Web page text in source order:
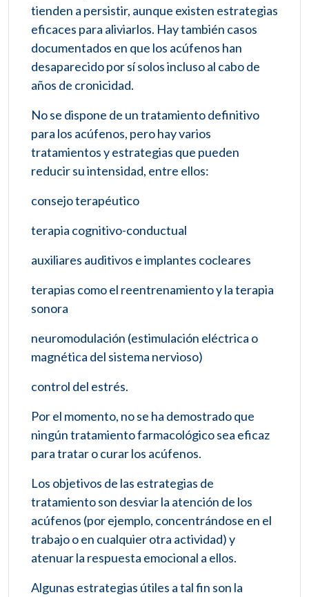
tienden a persistir, aunque existen estrategias
eficaces para aliviarlos. Hay también casos
documentados en que los acúfenos han
desaparecido por sí solos incluso al cabo de
años de cronicidad.
No se dispone de un tratamiento definitivo
para los acúfenos, pero hay varios
tratamientos y estrategias que pueden
reducir su intensidad, entre ellos:
consejo terapéutico
terapia cognitivo-conductual
auxiliares auditivos e implantes cocleares
terapias como el reentrenamiento y la terapia
sonora
neuromodulación (estimulación eléctrica o
magnética del sistema nervioso)
control del estrés.
Por el momento, no se ha demostrado que
ningún tratamiento farmacológico sea eficaz
para tratar o curar los acúfenos.
Los objetivos de las estrategias de
tratamiento son desviar la atención de los
acúfenos (por ejemplo, concentrándose en el
trabajo o en cualquier otra actividad) y
atenuar la respuesta emocional a ellos.
Algunas estrategias útiles a tal fin son la